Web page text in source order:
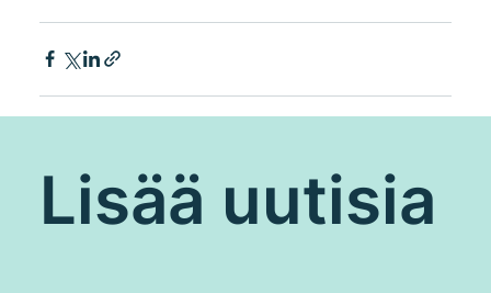
Lisää uutisia